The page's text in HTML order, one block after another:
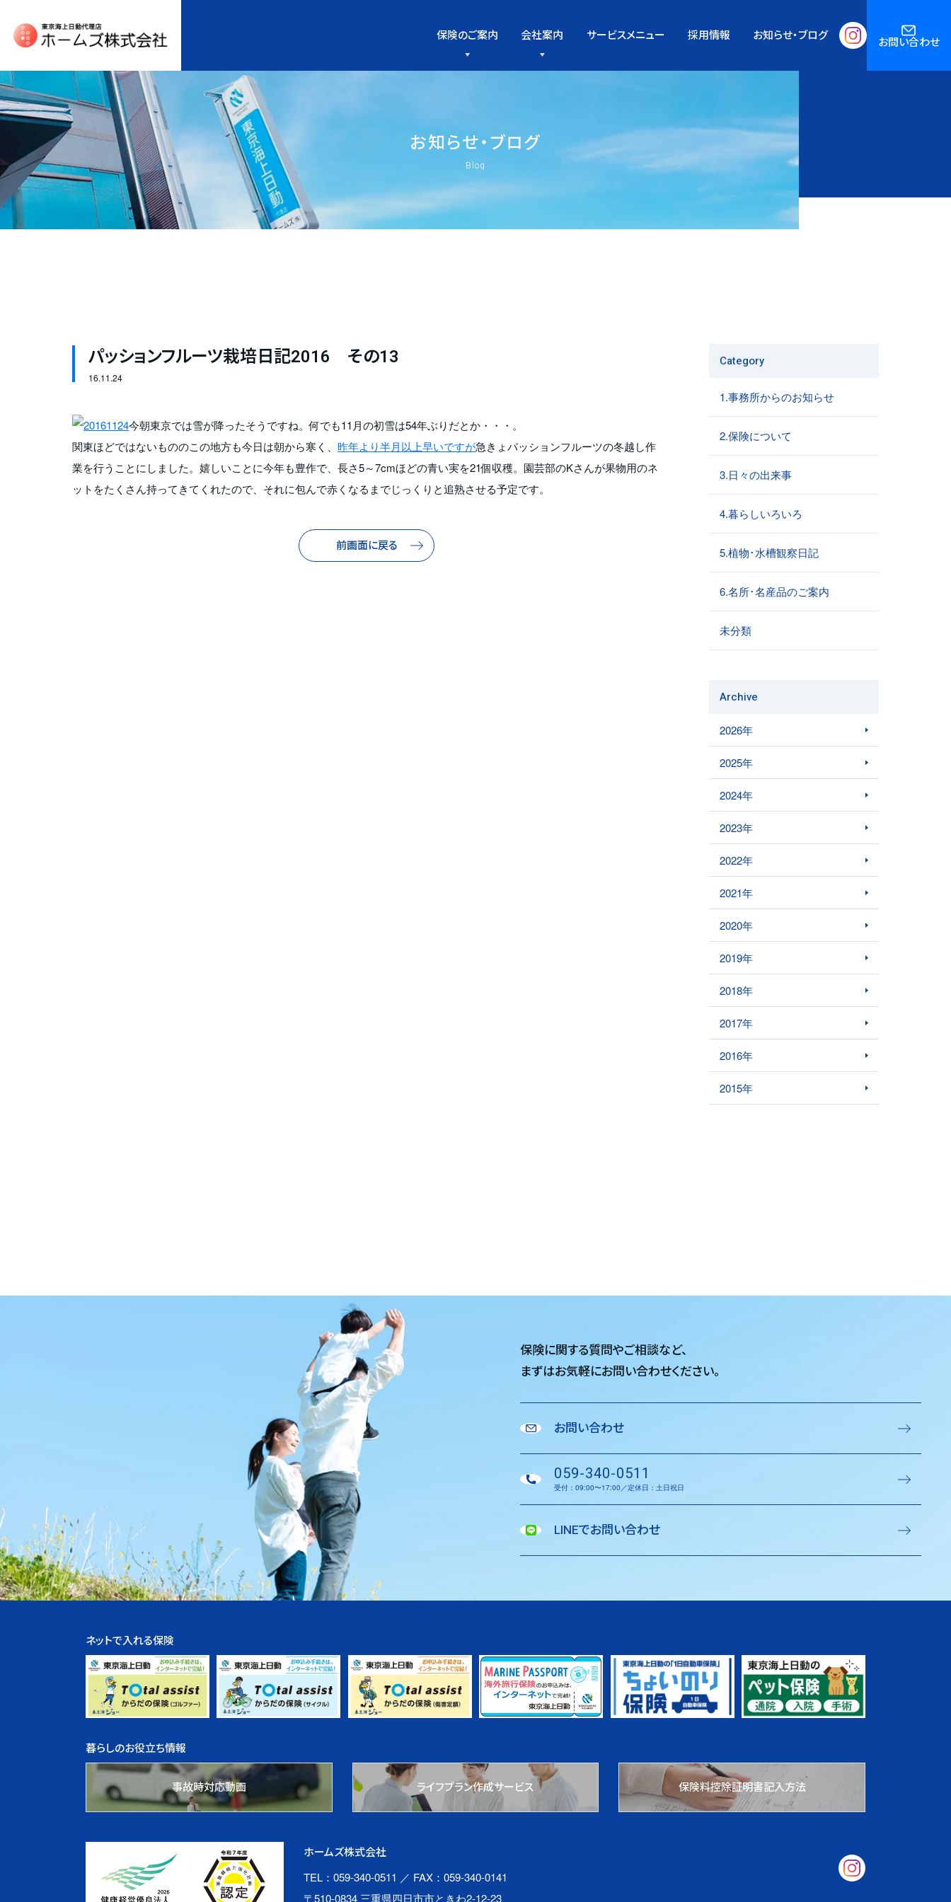
保険のご案内 会社案内 サービスメニュー 採用情報 お知らせ・ブログ お問い合わせ
お知らせ・ブログ
Blog
パッションフルーツ栽培日記2016 その13
16.11.24
今朝東京では雪が降ったそうですね。何でも11月の初雪は54年ぶりだとか・・・。
関東ほどではないもののこの地方も今日は朝から寒く、 昨年より半月以上早いですが急きょパッションフルーツの冬越し作
業を行うことにしました。嬉しいことに今年も豊作で、長さ5～7cmほどの青い実を21個収穫。園芸部のKさんが果物用のネ
ットをたくさん持ってきてくれたので、それに包んで赤くなるまでじっくりと追熟させる予定です。
前画面に戻る
Category
1.事務所からのお知らせ
2.保険について
3.日々の出来事
4.暮らしいろいろ
5.植物･水槽観察日記
6.名所･名産品のご案内
未分類
Archive
2026年
2025年
2024年
2023年
2022年
2021年
2020年
2019年
2018年
2017年
2016年
2015年
保険に関する質問やご相談など、
まずはお気軽にお問い合わせください。
お問い合わせ
059-340-0511
受付：09:00〜17:00／定休日：土日祝日
LINEでお問い合わせ
ネットで入れる保険
暮らしのお役立ち情報
事故時対応動画 ライフプラン作成サービス 保険料控除証明書記入方法
ホームズ株式会社
TEL：059-340-0511 ／ FAX：059-340-0141
〒510-0834 三重県四日市市ときわ2-12-23